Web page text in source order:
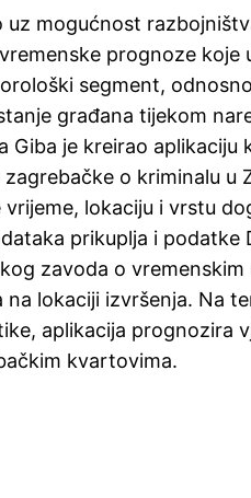
uz mogućnost
prognoze koje
segment,
građana tijekom
Giba je kreirao aplikaciju
o kriminalu u
lokaciju i vrstu
prikuplja i podatke
zavoda o
na lokaciji izvršenja. Na
aplikacija prognozira
kvartovima.